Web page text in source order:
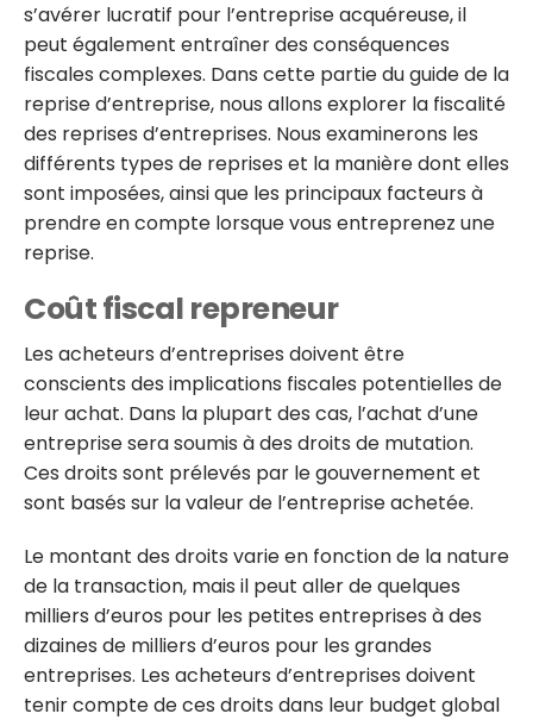
s’avérer lucratif pour l’entreprise acquéreuse, il
peut également entraîner des conséquences
fiscales complexes. Dans cette partie du guide de la
reprise d’entreprise, nous allons explorer la fiscalité
des reprises d’entreprises. Nous examinerons les
différents types de reprises et la manière dont elles
sont imposées, ainsi que les principaux facteurs à
prendre en compte lorsque vous entreprenez une
reprise.
Coût fiscal repreneur
Les acheteurs d’entreprises doivent être
conscients des implications fiscales potentielles de
leur achat. Dans la plupart des cas, l’achat d’une
entreprise sera soumis à des droits de mutation.
Ces droits sont prélevés par le gouvernement et
sont basés sur la valeur de l’entreprise achetée.
Le montant des droits varie en fonction de la nature
de la transaction, mais il peut aller de quelques
milliers d’euros pour les petites entreprises à des
dizaines de milliers d’euros pour les grandes
entreprises. Les acheteurs d’entreprises doivent
tenir compte de ces droits dans leur budget global